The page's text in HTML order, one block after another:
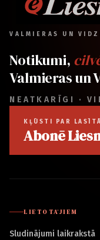
VALMIERAS UN
Notikumi,
Valmieras un
NEATKARĪGI ·
KĻŪSTI PAR
Abonē
LIETOTĀJIEM
Sludinājumi laikrakstā